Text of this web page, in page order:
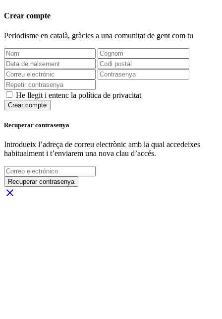
Crear compte
Periodisme en català, gràcies a una comunitat de gent com tu
He llegit i entenc la política de privacitat
Crear compte
Recuperar contrasenya
Introdueix l’adreça de correu electrònic amb la qual accedeixes
habitualment i t’enviarem una nova clau d’accés.
Recuperar contrasenya
close